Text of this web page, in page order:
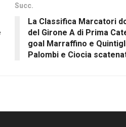
Succ.
La Classifica Marcatori
del Girone A di Prima
goal Marraffino e
Palombi e Ciocia